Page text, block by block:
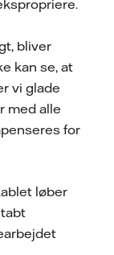
bliver
kan se, at
vi glade
med alle
for
løber